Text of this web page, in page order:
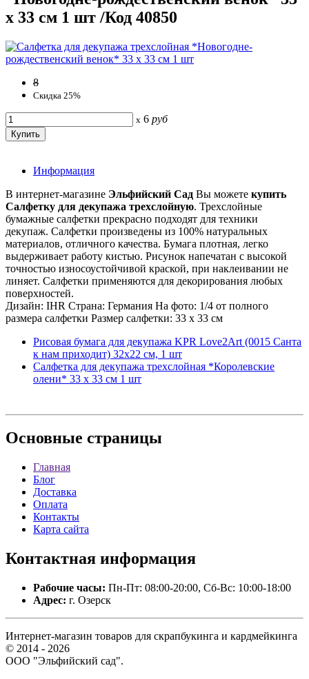
х 33 см 1 шт /Код 40850
8
Скидка 25%
x 6 руб
Информация
В интернет-магазине Эльфийский Сад Вы можете купить
Салфетку для декупажа трехслойную. Трехслойные
бумажные салфетки прекрасно подходят для техники
декупаж. Салфетки произведены из 100% натуральных
материалов, отличного качества. Бумага плотная, легко
выдерживает работу кистью. Рисунок напечатан с высокой
точностью износоустойчивой краской, при наклеивании не
линяет. Салфетки применяются для декорирования любых
поверхностей.
Дизайн: IHR Страна: Германия На фото: 1/4 от полного
размера салфетки Размер салфетки: 33 х 33 см
Рисовая бумага для декупажа KPR Love2Art (0015 Санта
к нам приходит) 32х22 см, 1 шт
Салфетка для декупажа трехслойная *Королевские
олени* 33 х 33 см 1 шт
Основные страницы
Главная
Блог
Доставка
Оплата
Контакты
Карта сайта
Контактная информация
Рабочие часы: Пн-Пт: 08:00-20:00, Сб-Вс: 10:00-18:00
Адрес: г. Озерск
Интернет-магазин товаров для скрапбукинга и кардмейкинга
© 2014 - 2026
ООО "Эльфийский сад".